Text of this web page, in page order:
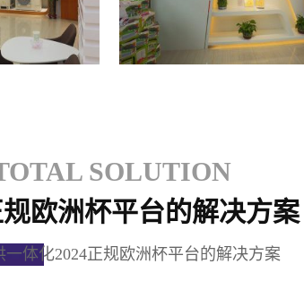
SOLUTION
规欧洲杯平台的解决方案
一体化2024正规欧洲杯平台的解决方案